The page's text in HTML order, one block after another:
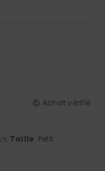
Achat vérifié
/5 Taille: Petit